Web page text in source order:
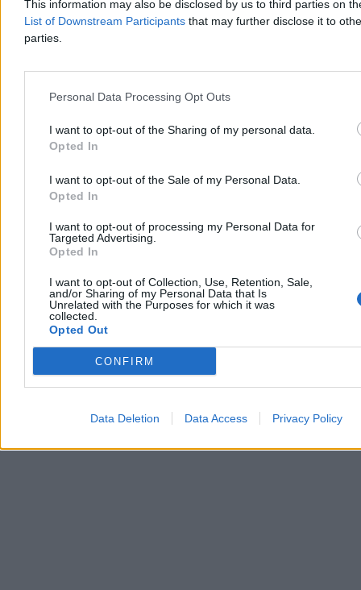
This information may also be disclosed by us to third parties on
List of Downstream Participants that may further disclose it to
parties.
Personal Data Processing Opt Outs
I want to opt-out of the Sharing of my personal data.
Opted In
I want to opt-out of the Sale of my Personal Data.
Opted In
I want to opt-out of processing my Personal Data for
Targeted Advertising.
Opted In
I want to opt-out of Collection, Use, Retention, Sale,
and/or Sharing of my Personal Data that Is
Unrelated with the Purposes for which it was
collected.
Opted Out
CONFIRM
Data Deletion Data Access Privacy Policy
Jak jednak powiedzieli na wtorkowej konferencji prasowej sekretarz
Pete Hegseth oraz przewodniczący Kolegium Połączonych Szefów
Sztabów, generał Dan Caine, ataki Iranu znajdowały się „poniżej
progu wznowienia głównych operacji bojowych”, potwierdzając, że
Reklama